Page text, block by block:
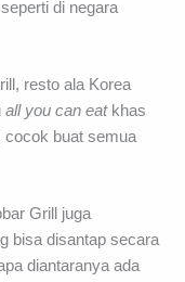
di negara
resto ala Korea
all you can eatkhas
cocok buat semua
Grill juga
bisa disantap secara
diantaranya ada